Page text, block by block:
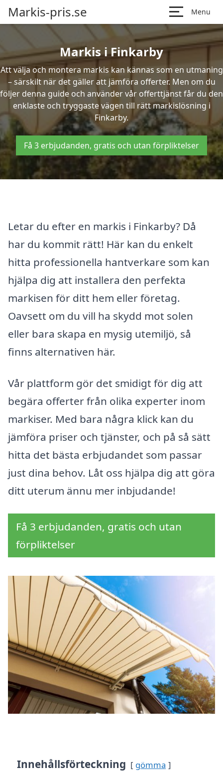
Markis-pris.se Menu
Markis i Finkarby
Att välja och montera markis kan kännas som en utmaning
– särskilt när det gäller att jämföra offerter. Men om du
följer denna guide och använder vår offerttjänst får du den
enklaste och tryggaste vägen till rätt markislösning i
Finkarby.
Få 3 erbjudanden, gratis och utan förpliktelser
Letar du efter en markis i Finkarby? Då
har du kommit rätt! Här kan du enkelt
hitta professionella hantverkare som kan
hjälpa dig att installera den perfekta
markisen för ditt hem eller företag.
Oavsett om du vill ha skydd mot solen
eller bara skapa en mysig utemiljö, så
finns alternativen här.
Vår plattform gör det smidigt för dig att
begära offerter från olika experter inom
markiser. Med bara några klick kan du
jämföra priser och tjänster, och på så sätt
hitta det bästa erbjudandet som passar
just dina behov. Låt oss hjälpa dig att göra
ditt uterum ännu mer inbjudande!
Få 3 erbjudanden, gratis och utan
förpliktelser
Innehållsförteckning gömma